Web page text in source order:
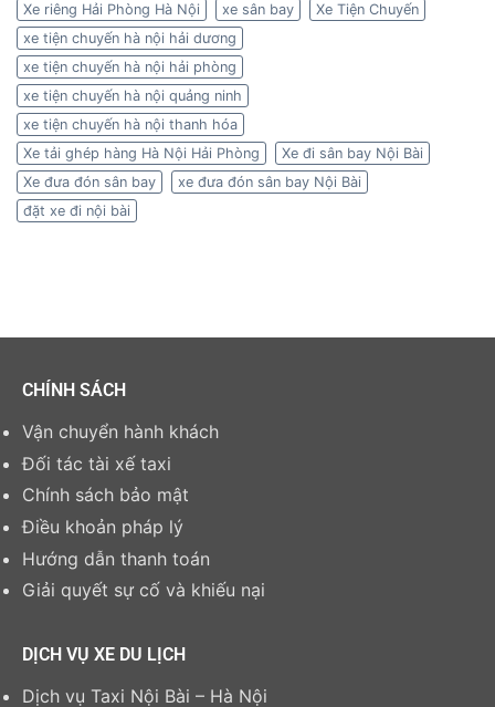
Xe riêng Hải Phòng Hà Nội
xe sân bay
Xe Tiện Chuyến
xe tiện chuyến hà nội hải dương
xe tiện chuyến hà nội hải phòng
xe tiện chuyến hà nội quảng ninh
xe tiện chuyến hà nội thanh hóa
Xe tải ghép hàng Hà Nội Hải Phòng
Xe đi sân bay Nội Bài
Xe đưa đón sân bay
xe đưa đón sân bay Nội Bài
đặt xe đi nội bài
CHÍNH SÁCH
Vận chuyển hành khách
Đối tác tài xế taxi
Chính sách bảo mật
Điều khoản pháp lý
Hướng dẫn thanh toán
Giải quyết sự cố và khiếu nại
DỊCH VỤ XE DU LỊCH
Dịch vụ Taxi Nội Bài – Hà Nội